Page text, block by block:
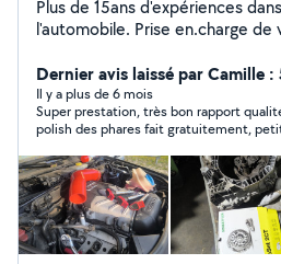
Plus de 15ans d'expériences
l'automobile. Prise en.charge de
Dernier avis laissé par Camille
Il y a plus de 6 mois
Super prestation, très bon rapport
polish des phares fait gratuitement,
recommande sans modération !!